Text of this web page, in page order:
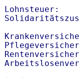
Lohnsteuer: